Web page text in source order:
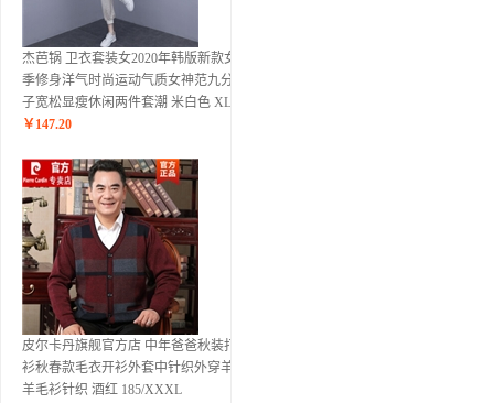
杰芭锅 卫衣套装女2020年韩版新款女夏
季修身洋气时尚运动气质女神范九分裤
子宽松显瘦休闲两件套潮 米白色 XL
￥ 147.20
皮尔卡丹旗舰官方店 中年爸爸秋装打底
衫秋春款毛衣开衫外套中针织外穿羊绒
羊毛衫针织 酒红 185/XXXL